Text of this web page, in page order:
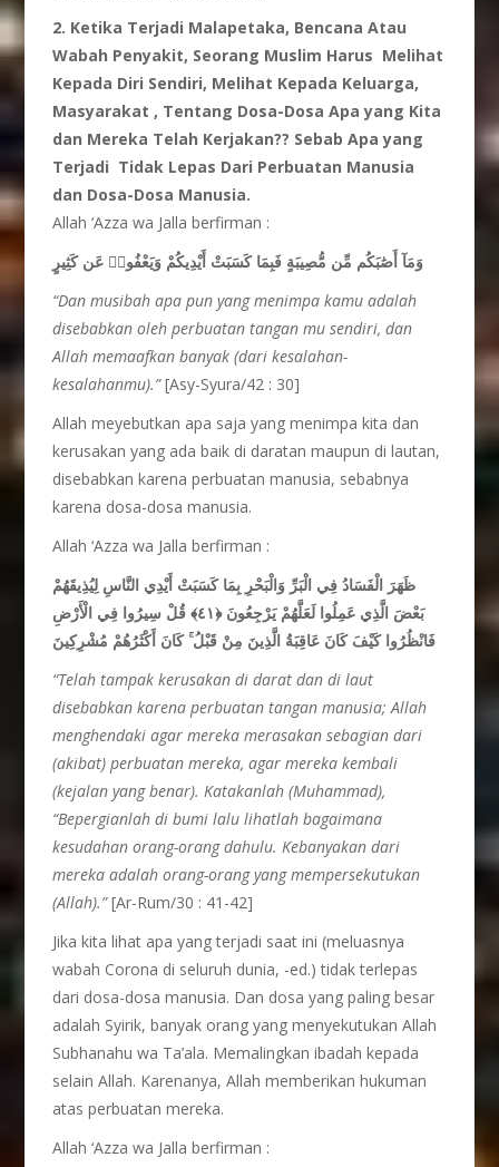
2. Ketika Terjadi Malapetaka, Bencana Atau
Wabah Penyakit, Seorang Muslim Harus Melihat
Kepada Diri Sendiri, Melihat Kepada Keluarga,
Masyarakat , Tentang Dosa-Dosa Apa yang Kita
dan Mereka Telah Kerjakan?? Sebab Apa yang
Terjadi Tidak Lepas Dari Perbuatan Manusia
dan Dosa-Dosa Manusia.
Allah ‘Azza wa Jalla berfirman :
وَمَآ أَصَٰبَكُم مِّن مُّصِيبَةٍ فَبِمَا كَسَبَتْ أَيْدِيكُمْ وَيَعْفُوا۟ عَن كَثِيرٍ
“Dan musibah apa pun yang menimpa kamu adalah
disebabkan oleh perbuatan tangan mu sendiri, dan
Allah memaafkan banyak (dari kesalahan-
kesalahanmu).”[Asy-Syura/42 : 30]
Allah meyebutkan apa saja yang menimpa kita dan
kerusakan yang ada baik di daratan maupun di lautan,
disebabkan karena perbuatan manusia, sebabnya
karena dosa-dosa manusia.
Allah ‘Azza wa Jalla berfirman :
ظَهَرَ الْفَسَادُ فِي الْبَرِّ وَالْبَحْرِ بِمَا كَسَبَتْ أَيْدِي النَّاسِ لِيُذِيقَهُمْ
بَعْضَ الَّذِي عَمِلُوا لَعَلَّهُمْ يَرْجِعُونَ ﴿٤١﴾
قُلْ سِيرُوا فِي الْأَرْضِ
فَانْظُرُوا كَيْفَ كَانَ عَاقِبَةُ الَّذِينَ مِنْ قَبْلُۚكَانَ أَكْثَرُهُمْ مُشْرِكِينَ
“Telah tampak kerusakan di darat dan di laut
disebabkan karena perbuatan tangan manusia; Allah
menghendaki agar mereka merasakan sebagian dari
(akibat) perbuatan mereka, agar mereka kembali
(kejalan yang benar). Katakanlah (Muhammad),
“Bepergianlah di bumi lalu lihatlah bagaimana
kesudahan orang-orang dahulu. Kebanyakan dari
mereka adalah orang-orang yang mempersekutukan
(Allah).”[Ar-Rum/30 : 41-42]
Jika kita lihat apa yang terjadi saat ini (meluasnya
wabah Corona di seluruh dunia, -ed.) tidak terlepas
dari dosa-dosa manusia. Dan dosa yang paling besar
adalah Syirik, banyak orang yang menyekutukan Allah
Subhanahu wa Ta’ala. Memalingkan ibadah kepada
selain Allah. Karenanya, Allah memberikan hukuman
atas perbuatan mereka.
Allah ‘Azza wa Jalla berfirman :